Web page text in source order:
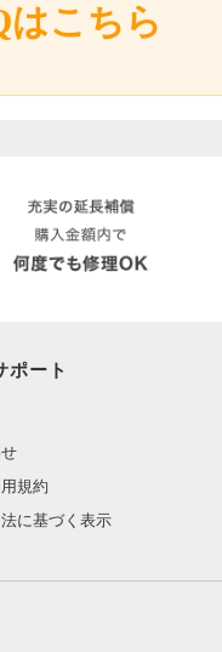
はこちら
ポート
規約
に基づく表示